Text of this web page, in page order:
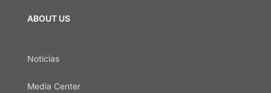
ABOUT US
Noticias
Media Center